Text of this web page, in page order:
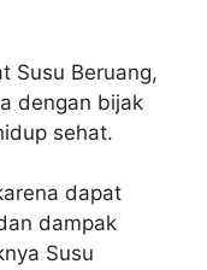
Susu Beruang,
dengan bijak
sehat.
dapat
dampak
Susu